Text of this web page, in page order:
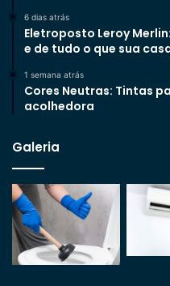
6 dias atrás
Eletroposto Leroy
e de tudo o que sua
1 semana atrás
Cores Neutras: Tintas
acolhedora
Galeria